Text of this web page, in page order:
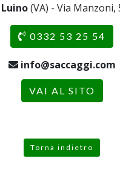
Luino(VA) - Via Manzoni,
0332 53 25 54
info@saccaggi.com
VAI AL SITO
Torna indietro